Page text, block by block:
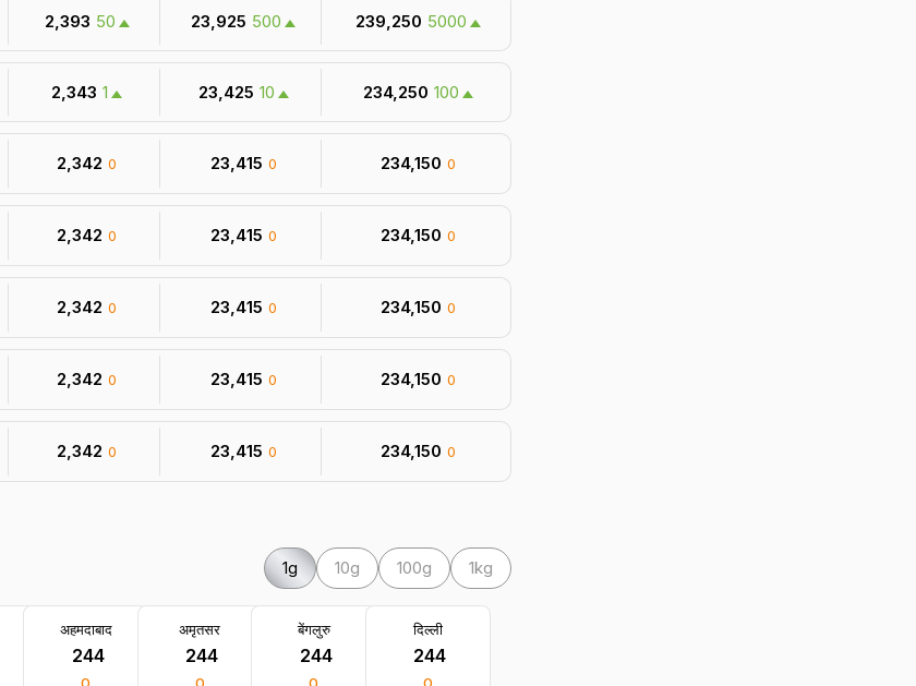
₹ 2,393 50 ₹ 23,925 500 ₹ 239,250 5000
₹ 2,343 1 ₹ 23,425 10 ₹ 234,250 100
₹ 2,342 0 ₹ 23,415 0 ₹ 234,150 0
₹ 2,342 0 ₹ 23,415 0 ₹ 234,150 0
₹ 2,342 0 ₹ 23,415 0 ₹ 234,150 0
₹ 2,342 0 ₹ 23,415 0 ₹ 234,150 0
₹ 2,342 0 ₹ 23,415 0 ₹ 234,150 0
1g 10g 100g 1kg
अहमदाबाद
₹ 244
अमृतसर
₹ 244
बेंगलुरु
₹ 244
दिल्ली
₹ 244